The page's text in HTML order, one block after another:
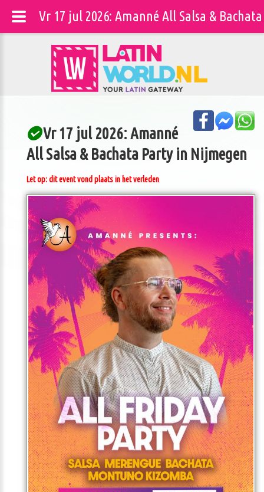
Vr 17 jul 2026: Amanné
All Salsa & Bachata Party in Nijmegen
Let op: dit event vond plaats in het verleden
Vr 17 jul 2026: Amanné All Salsa &